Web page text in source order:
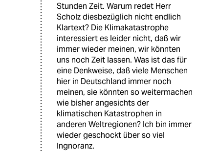
Stunden Zeit. Warum redet Herr
Scholz diesbezüglich nicht endlich
Klartext? Die Klimakatastrophe
interessiert es leider nicht, daß wir
immer wieder meinen, wir könnten
uns noch Zeit lassen. Was ist das für
eine Denkweise, daß viele Menschen
hier in Deutschland immer noch
meinen, sie könnten so weitermachen
wie bisher angesichts der
klimatischen Katastrophen in
anderen Weltregionen? Ich bin immer
wieder geschockt über so viel
Ingnoranz.